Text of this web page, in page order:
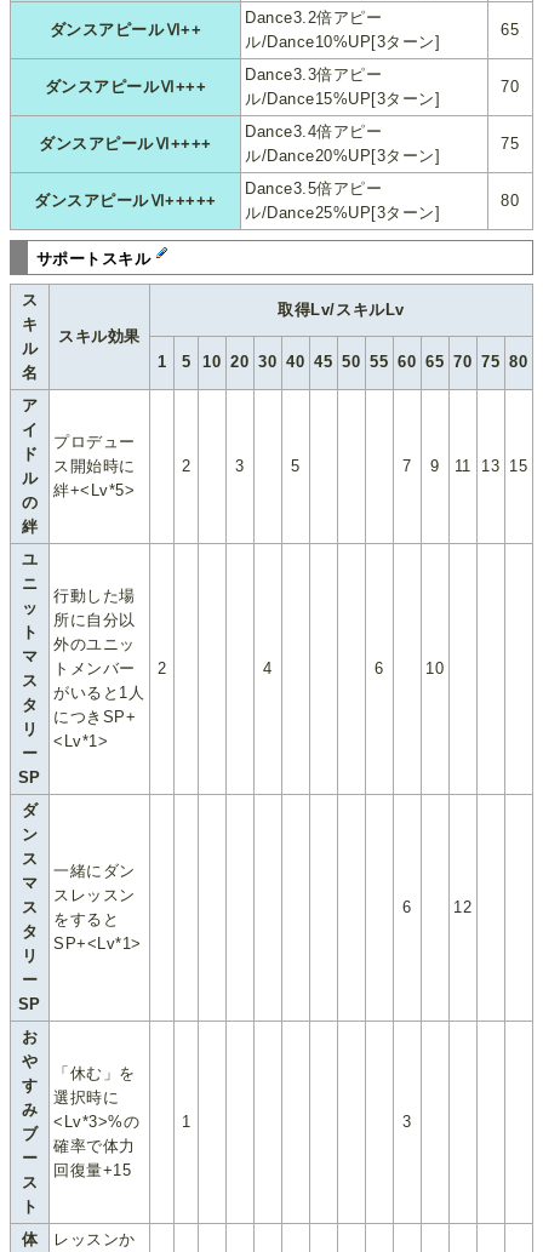
ダンスアピールⅥ++
Dance3.2倍アピー
ル/Dance10%UP[3ターン]
65
ダンスアピールⅥ+++
Dance3.3倍アピー
ル/Dance15%UP[3ターン]
70
ダンスアピールⅥ++++
Dance3.4倍アピー
ル/Dance20%UP[3ターン]
75
ダンスアピールⅥ+++++
Dance3.5倍アピー
ル/Dance25%UP[3ターン]
80
サポートスキル
ス
キ
ル
名
スキル効果
取得Lv/スキルLv
1 5 10 20 30 40 45 50 55 60 65 70 75 80
ア
イ
ド
ル
の
絆
プロデュー
ス開始時に
絆+<Lv*5>
2 3 5 7 9 11 13 15
ユ
ニ
ッ
ト
マ
ス
タ
リ
ー
SP
行動した場
所に自分以
外のユニッ
トメンバー
がいると1人
につきSP+
<Lv*1>
2 4 6 10
ダ
ン
ス
マ
ス
タ
リ
ー
SP
一緒にダン
スレッスン
をすると
SP+<Lv*1>
6 12
お
や
す
み
ブ
ー
ス
ト
「休む」を
選択時に
<Lv*3>%の
確率で体力
回復量+15
1 3
体 レッスンか